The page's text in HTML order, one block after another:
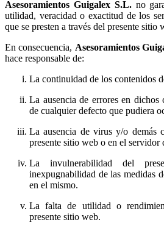
no
utilidad, veracidad o exactitud de los
que se presten a través del presente sitio
En consecuencia,
hace responsable de:
La continuidad de los contenidos
La ausencia de errores en
de cualquier defecto que pudiera
La ausencia de virus y/o demás
presente sitio web o en el servidor
La invulnerabilidad del
inexpugnabilidad de las medidas
en el mismo.
La falta de utilidad o
presente sitio web.